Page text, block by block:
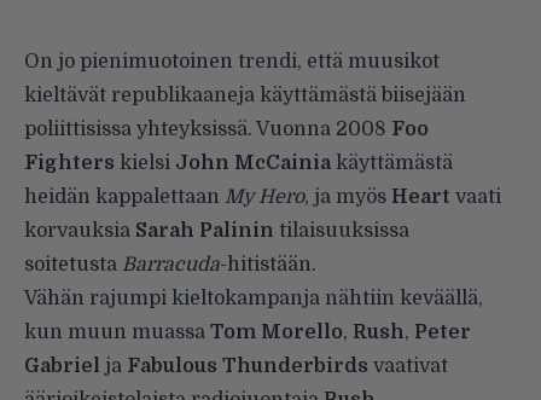
On jo pienimuotoinen trendi, että muusikot
kieltävät republikaaneja käyttämästä biisejään
poliittisissa yhteyksissä. Vuonna 2008 Foo
Fighters kielsi John McCainia käyttämästä
heidän kappalettaan My Hero, ja myös Heart vaati
korvauksia Sarah Palinin tilaisuuksissa
soitetusta Barracuda-hitistään.
Vähän rajumpi kieltokampanja nähtiin keväällä,
kun muun muassa Tom Morello, Rush, Peter
Gabriel ja Fabulous Thunderbirds vaativat